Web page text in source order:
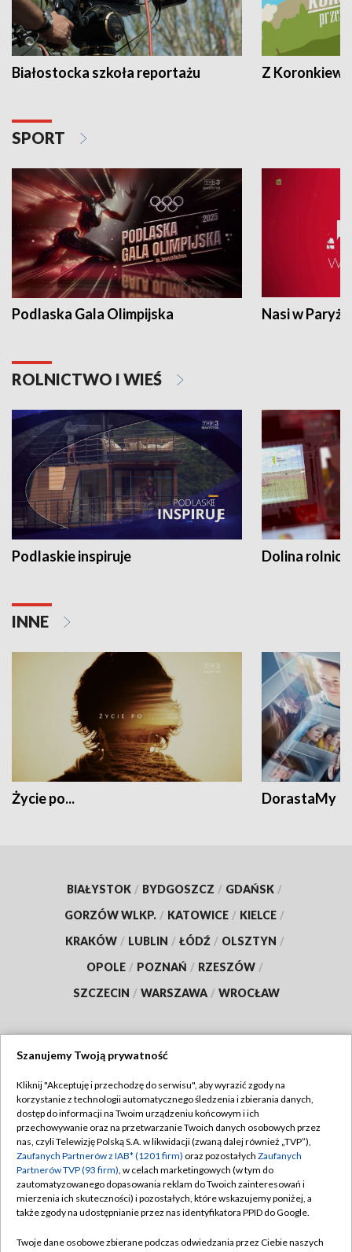
Białostocka szkoła reportażu Z
SPORT
Podlaska Gala Olimpijska Nasi w Paryżu
ROLNICTWO I WIEŚ
Podlaskie inspiruje Dolina
INNE
Życie po... DorastaMy
BIAŁYSTOK / BYDGOSZCZ / GDAŃSK /
GORZÓW WLKP. / KATOWICE / KIELCE /
KRAKÓW / LUBLIN / ŁÓDŹ / OLSZTYN /
OPOLE / POZNAŃ / RZESZÓW /
SZCZECIN / WARSZAWA / WROCŁAW
TVP
Abonament TVP
Emisja w TVP
Centrum informacji TVP
Naziemna Telewizja Cyfrowa
Regulamin TVP
Polityka prywatności
Moje zgody
Pomoc
Szanujemy Twoją prywatność
Kliknij "Akceptuję i przechodzę do serwisu", aby wyrazić zgody na
korzystanie z technologii automatycznego śledzenia i zbierania danych,
dostęp do informacji na Twoim urządzeniu końcowym i ich
przechowywanie oraz na przetwarzanie Twoich danych osobowych przez
nas, czyli Telewizję Polską S.A. w likwidacji (zwaną dalej również „TVP”),
Zaufanych Partnerów z IAB* (1201 firm) oraz pozostałych Zaufanych
Partnerów TVP (93 firm), w celach marketingowych (w tym do
zautomatyzowanego dopasowania reklam do Twoich zainteresowań i
mierzenia ich skuteczności) i pozostałych, które wskazujemy poniżej, a
także zgody na udostępnianie przez nas identyfikatora PPID do Google.
Twoje dane osobowe zbierane podczas odwiedzania przez Ciebie naszych